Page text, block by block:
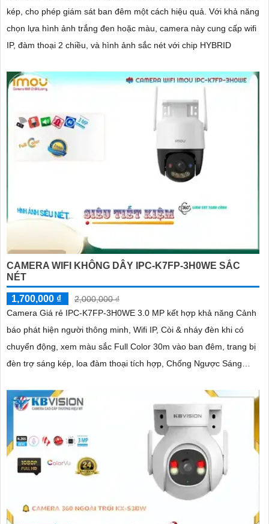
kép, cho phép giám sát ban đêm một cách hiệu quả. Với khả năng
chọn lựa hình ảnh trắng đen hoặc màu, camera này cung cấp wifi
IP, đàm thoại 2 chiều, và hình ảnh sắc nét với chip HYBRID
CAMERA WIFI KHÔNG DÂY IPC-K7FP-3H0WE SẮC
NÉT
1,700,000 ₫
2,000,000 ₫
Camera Giá rẻ IPC-K7FP-3H0WE 3.0 MP kết hợp khả năng Cảnh
báo phát hiện người thông minh, Wifi IP, Còi & nháy đèn khi có
chuyển động, xem màu sắc Full Color 30m vào ban đêm, trang bị
đèn trợ sáng kép, loa đàm thoại tích hợp, Chống Ngược Sáng